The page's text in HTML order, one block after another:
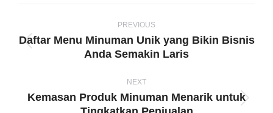
navigation
PREVIOUS
Previous
Daftar Menu Minuman Unik yang Bikin Bisnis
Anda Semakin Laris
NEXT
Next
Kemasan Produk Minuman Menarik untuk